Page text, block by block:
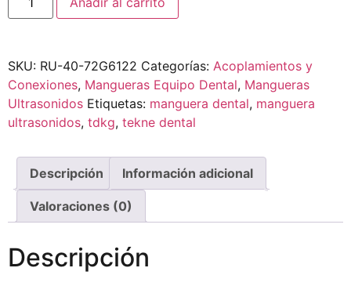
SKU: RU-40-72G6122 Categorías: Acoplamientos y
Conexiones, Mangueras Equipo Dental, Mangueras
Ultrasonidos Etiquetas: manguera dental, manguera
ultrasonidos, tdkg, tekne dental
Descripción Información adicional
Valoraciones (0)
Descripción